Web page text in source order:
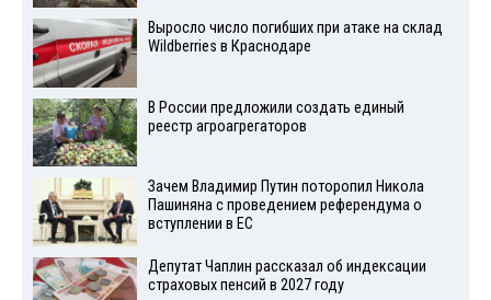
Выросло число погибших при атаке на склад
Wildberries в Краснодаре
В России предложили создать единый
реестр агроагрегаторов
Зачем Владимир Путин поторопил Никола
Пашиняна с проведением референдума о
вступлении в ЕС
Депутат Чаплин рассказал об индексации
страховых пенсий в 2027 году